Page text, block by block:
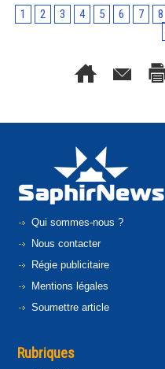
1
2 3 4 5 6 7 8
Qui sommes-nous ?
Nous contacter
Régie publicitaire
Mentions légales
Soumettre article
Rubriques